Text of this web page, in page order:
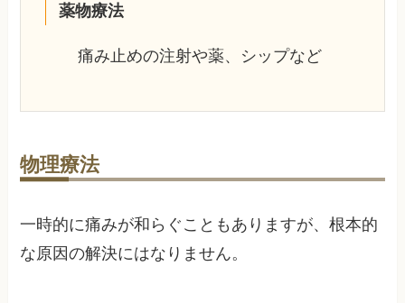
薬物療法
痛み止めの注射や薬、シップなど
物理療法
一時的に痛みが和らぐこともありますが、根本的
な原因の解決にはなりません。